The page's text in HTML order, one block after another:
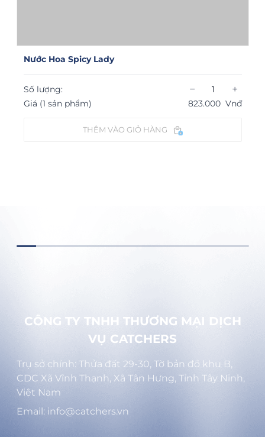
Nước Hoa Spicy Lady
Số lượng: − +
Giá (1 sản phẩm) 823.000 Vnđ
THÊM VÀO GIỎ HÀNG
CÔNG TY TNHH THƯƠNG MẠI DỊCH
VỤ CATCHERS
Trụ sở chính: Thửa đất 29-30, Tờ bản đồ khu B,
CDC Xã Vĩnh Thạnh, Xã Tân Hưng, Tỉnh Tây Ninh,
Việt Nam
Email: info@catchers.vn